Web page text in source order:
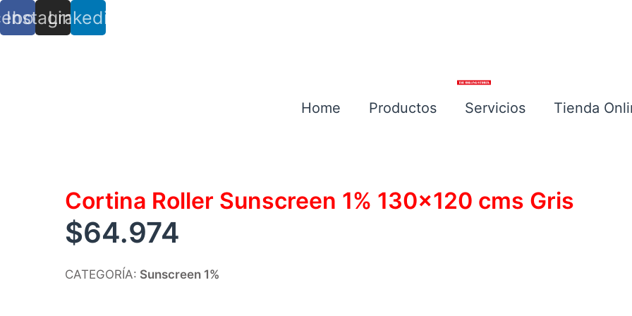
Instagram
Linkedin
Home Productos Servicios
Tienda
Cortina Roller Sunscreen 1% 130×120 cms Gris
$64.974
CATEGORÍA: Sunscreen 1%